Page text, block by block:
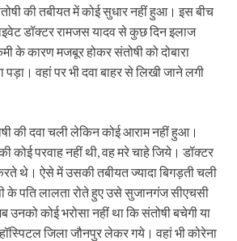
की तबीयत में कोई सुधार नहीं हुआ। इस बीच
डॉक्टर रामजस यादव से कुछ दिन इलाज
के कारण मजबूर होकर संतोषी को दोबारा
वहां पर भी दवा बाहर से लिखी जाने लगी
की दवा चली लेकिन कोई आराम नहीं हुआ।
कोई परवाह नहीं थी, वह मरे चाहे जिये। डॉक्‍टर
थे। ऐसे में उसकी तबीयत ज्यादा बिगड़ती चली
के पति लालता रोते हुए उसे सुजानगंज सीएचसी
कोई भरोसा नहीं था कि संतोषी बचेगी या
जिला जौनपुर लेकर गये। वहां भी कोरेना